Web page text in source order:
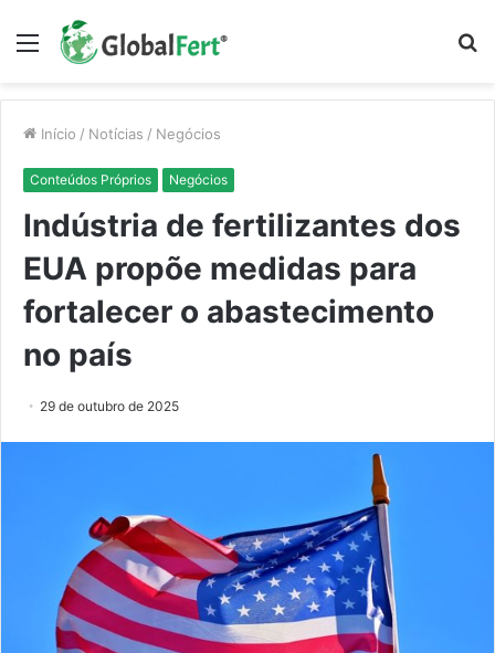
Menu
Início / Notícias / Negócios
Conteúdos Próprios Negócios
Indústria de fertilizantes dos
EUA propõe medidas para
fortalecer o abastecimento
no país
29 de outubro de 2025